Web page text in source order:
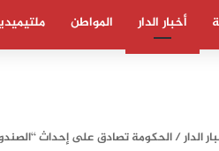
أخبار الدار المواطن
الدار/الحكومة تصادق على إحداث